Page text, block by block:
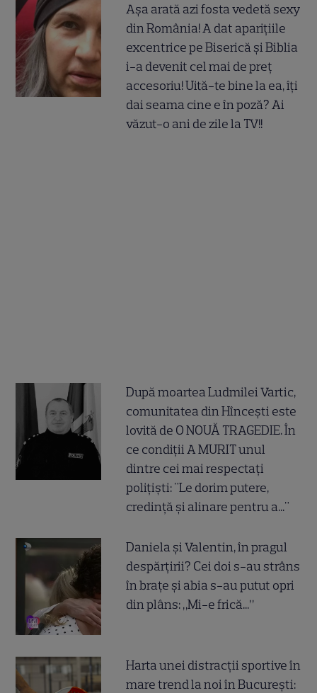
Așa arată azi fosta vedetă sexy
din România! A dat aparițiile
excentrice pe Biserică și Biblia
i-a devenit cel mai de preț
accesoriu! Uită-te bine la ea, îți
dai seama cine e în poză? Ai
văzut-o ani de zile la TV!!
După moartea Ludmilei Vartic,
comunitatea din Hîncești este
lovită de O NOUĂ TRAGEDIE. În
ce condiții A MURIT unul
dintre cei mai respectați
polițiști: "Le dorim putere,
credință și alinare pentru a..."
Daniela și Valentin, în pragul
despărțirii? Cei doi s-au strâns
în brațe și abia s-au putut opri
din plâns: „Mi-e frică...”
Harta unei distracții sportive în
mare trend la noi în București: